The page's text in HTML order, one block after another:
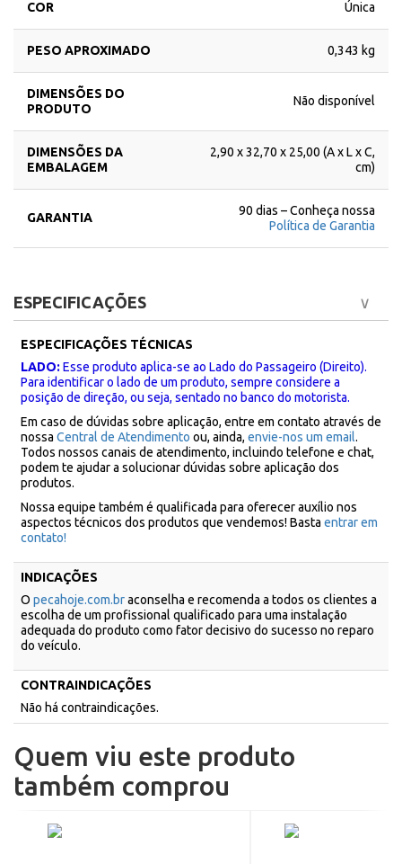
COR Única
PESO APROXIMADO 0,343 kg
DIMENSÕES DO
PRODUTO
Não disponível
DIMENSÕES DA
EMBALAGEM
2,90 x 32,70 x 25,00 (A x L x C,
cm)
GARANTIA
90 dias – Conheça nossa
Política de Garantia
ESPECIFICAÇÕES
ESPECIFICAÇÕES TÉCNICAS
LADO: Esse produto aplica-se ao Lado do Passageiro (Direito).
Para identificar o lado de um produto, sempre considere a
posição de direção, ou seja, sentado no banco do motorista.
Em caso de dúvidas sobre aplicação, entre em contato através de
nossa Central de Atendimento ou, ainda, envie-nos um email.
Todos nossos canais de atendimento, incluindo telefone e chat,
podem te ajudar a solucionar dúvidas sobre aplicação dos
produtos.
Nossa equipe também é qualificada para oferecer auxílio nos
aspectos técnicos dos produtos que vendemos! Basta entrar em
contato!
INDICAÇÕES
O pecahoje.com.braconselha e recomenda a todos os clientes a
escolha de um profissional qualificado para uma instalação
adequada do produto como fator decisivo do sucesso no reparo
do veículo.
CONTRAINDICAÇÕES
Não há contraindicações.
Quem viu este produto
também comprou